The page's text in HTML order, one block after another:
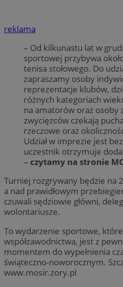
reklama
– Od kilkunastu lat w
sportowej przybywa
tenisa stołowego. Do
zapraszamy osoby
reprezentacje klubów,
różnych kategoriach
na amatorów oraz osoby
zwycięzców czekają
rzeczowe oraz
Udział w imprezie jest
uczestnik otrzymuje
– czytamy na stronie
Turniej rozgrywany będzie na
a nad prawidłowym
czuwali sędziowie główni,
wolontariusze.
To wydarzenie sportowe,
współzawodnictwa, jest z
momentem do wypełnienia
świąteczno-noworocznym.
www.mosir.zory.pl